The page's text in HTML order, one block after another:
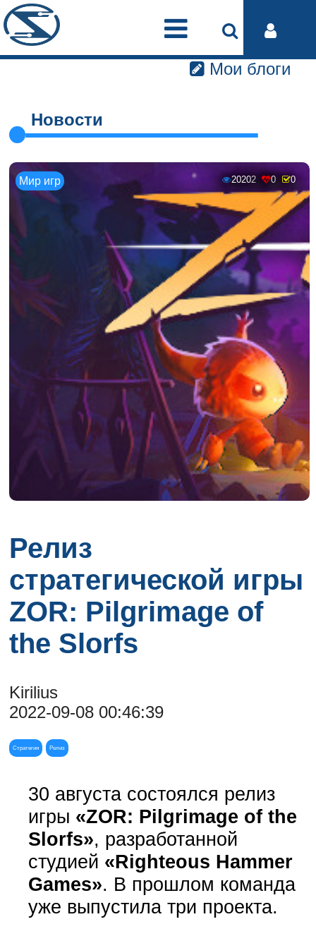
Мои блоги
Новости
Мир игр 20202 0 0
Релиз
стратегической игры
ZOR: Pilgrimage of
the Slorfs
Kirilius
2022-09-08 00:46:39
Стратегия Релиз
30 августа состоялся релиз
игры «ZOR: Pilgrimage of the
Slorfs», разработанной
студией «Righteous Hammer
Games». В прошлом команда
уже выпустила три проекта.